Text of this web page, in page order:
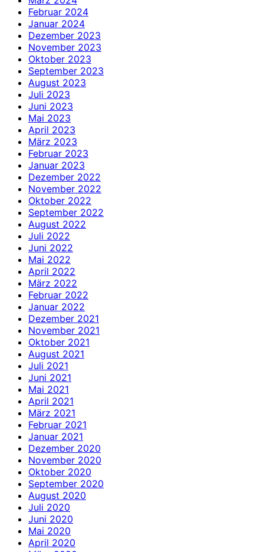
Februar 2024
Januar 2024
Dezember 2023
November 2023
Oktober 2023
September 2023
August 2023
Juli 2023
Juni 2023
Mai 2023
April 2023
März 2023
Februar 2023
Januar 2023
Dezember 2022
November 2022
Oktober 2022
September 2022
August 2022
Juli 2022
Juni 2022
Mai 2022
April 2022
März 2022
Februar 2022
Januar 2022
Dezember 2021
November 2021
Oktober 2021
August 2021
Juli 2021
Juni 2021
Mai 2021
April 2021
März 2021
Februar 2021
Januar 2021
Dezember 2020
November 2020
Oktober 2020
September 2020
August 2020
Juli 2020
Juni 2020
Mai 2020
April 2020